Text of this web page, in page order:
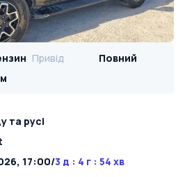
Привід
Повний
та русі
17:00/3 д : 4 г : 54 хв